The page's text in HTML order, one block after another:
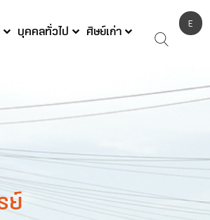
บุคคลทั่วไป ศิษย์เก่า
E
ย์